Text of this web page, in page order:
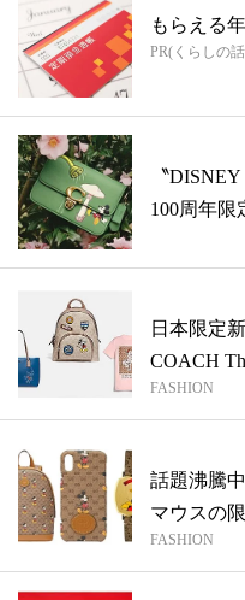
もらえる
PR(くらしの
〝
100周年限
日本限定
FASHION
話題沸騰
マウスの
FASHION